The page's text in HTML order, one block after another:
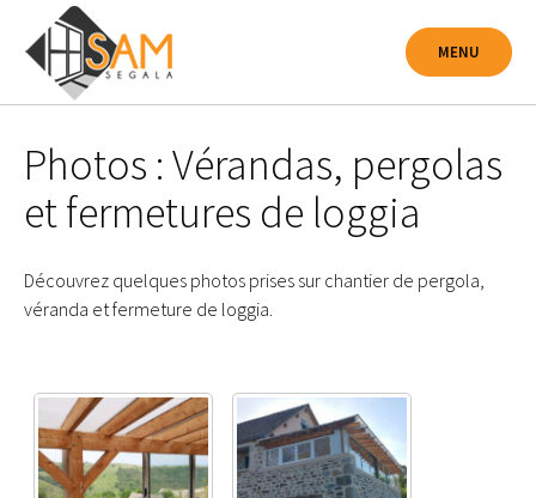
contenu
MENU
Photos : Vérandas, pergolas
et fermetures de loggia
Découvrez quelques photos prises sur chantier de pergola,
véranda et fermeture de loggia.